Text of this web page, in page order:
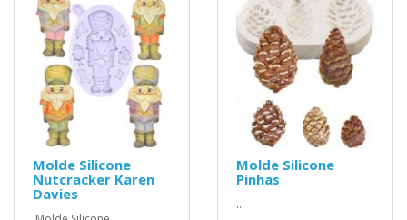
Molde Silicone
Nutcracker Karen
Davies
Molde Silicone
Pinhas
..